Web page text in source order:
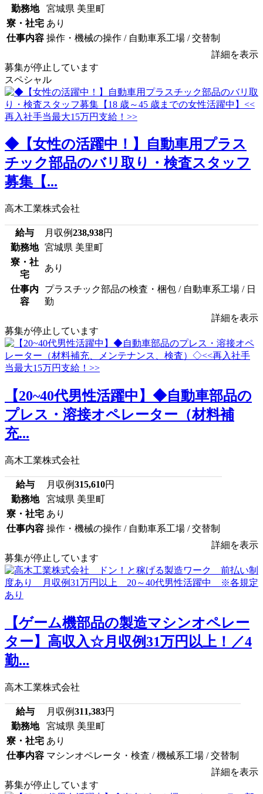
勤務地
宮城県 美里町
寮・社宅 あり
仕事内容 操作・機械の操作 / 自動車系工場 / 交替制
詳細を表示
募集が停止しています
スペシャル
◆【女性の活躍中！】自動車用プラス
チック部品のバリ取り・検査スタッフ
募集【...
高木工業株式会社
給与 月収例238,938円
勤務地
宮城県 美里町
寮・社
宅
あり
仕事内
容
プラスチック部品の検査・梱包 / 自動車系工場 / 日
勤
詳細を表示
募集が停止しています
【20~40代男性活躍中】◆自動車部品の
プレス・溶接オペレーター（材料補
充...
高木工業株式会社
給与 月収例315,610円
勤務地
宮城県 美里町
寮・社宅 あり
仕事内容 操作・機械の操作 / 自動車系工場 / 交替制
詳細を表示
募集が停止しています
【ゲーム機部品の製造マシンオペレー
ター】高収入☆月収例31万円以上！／4
勤...
高木工業株式会社
給与 月収例311,383円
勤務地
宮城県 美里町
寮・社宅 あり
仕事内容 マシンオペレータ・検査 / 機械系工場 / 交替制
詳細を表示
募集が停止しています